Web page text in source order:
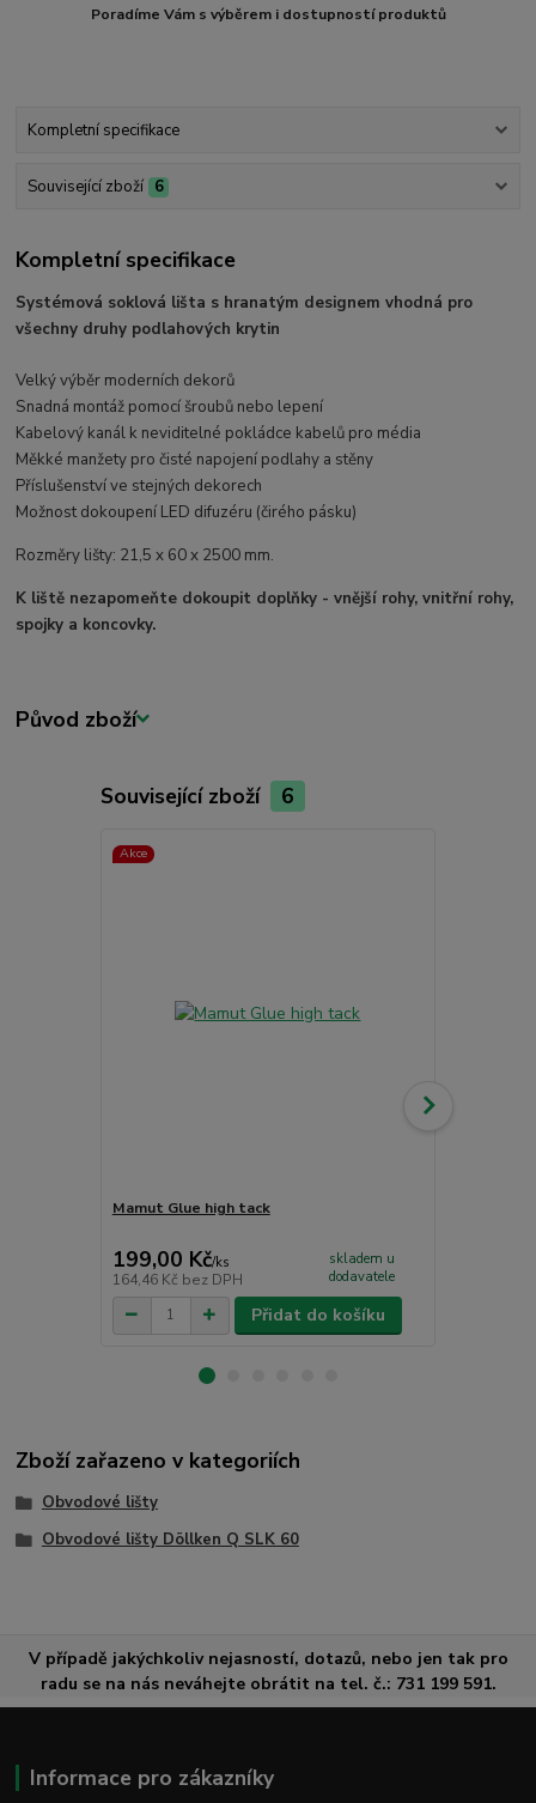
Poradíme Vám s výběrem i dostupností produktů
Kompletní specifikace
Související zboží 6
Kompletní specifikace
Systémová soklová lišta s hranatým designem vhodná pro
všechny druhy podlahových krytin
Velký výběr moderních dekorů
Snadná montáž pomocí šroubů nebo lepení
Kabelový kanál k neviditelné pokládce kabelů pro média
Měkké manžety pro čisté napojení podlahy a stěny
Příslušenství ve stejných dekorech
Možnost dokoupení LED difuzéru (čirého pásku)
Rozměry lišty: 21,5 x 60 x 2500 mm.
K liště nezapomeňte dokoupit doplňky - vnější rohy, vnitřní rohy,
spojky a koncovky.
Původ zboží
Související zboží 6
Akce
Mamut Glue high tack
199,00 Kč/ks
164,46 Kč bez DPH
skladem u
dodavatele
Přidat do košíku
Zboží zařazeno v kategoriích
Obvodové lišty
Obvodové lišty Döllken Q SLK 60
V případě jakýchkoliv nejasností, dotazů, nebo jen tak pro
radu se na nás neváhejte obrátit na tel. č.: 731 199 591.
Informace pro zákazníky